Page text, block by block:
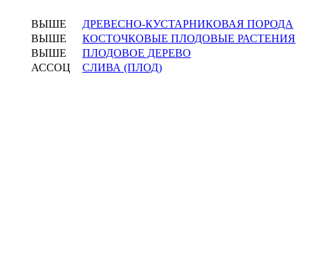
ВЫШЕ
ДРЕВЕСНО-КУСТАРНИКОВАЯ ПОРОДА
ВЫШЕ
КОСТОЧКОВЫЕ ПЛОДОВЫЕ РАСТЕНИЯ
ВЫШЕ
ПЛОДОВОЕ ДЕРЕВО
АССОЦ
СЛИВА (ПЛОД)